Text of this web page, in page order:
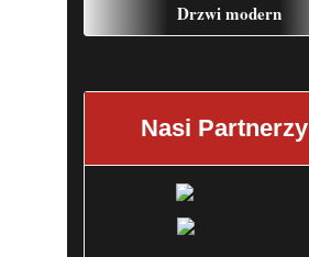
Drzwi modern
Nasi Partnerzy